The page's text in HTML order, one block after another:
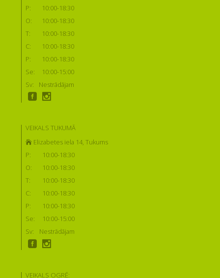
P:
10:00-18:30
O:
10:00-18:30
T:
10:00-18:30
C:
10:00-18:30
P:
10:00-18:30
Se:
10:00-15:00
Sv:
Nestrādājam
VEIKALS TUKUMĀ
Elizabetes iela 14, Tukums
P:
10:00-18:30
O:
10:00-18:30
T:
10:00-18:30
C:
10:00-18:30
P:
10:00-18:30
Se:
10:00-15:00
Sv:
Nestrādājam
VEIKALS OGRĒ: